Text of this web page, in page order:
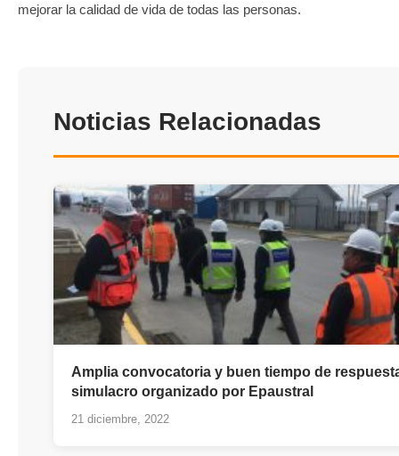
mejorar la calidad de vida de todas las personas.
Noticias Relacionadas
Amplia convocatoria y buen tiempo de
simulacro organizado por Epaustral
21 diciembre, 2022